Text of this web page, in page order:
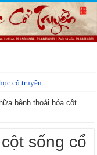
cổ truyền
Đông y
bệnh thoái hóa cột
sống cổ